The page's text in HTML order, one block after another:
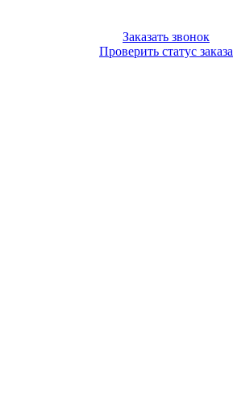
Заказать звонок
Проверить статус заказа